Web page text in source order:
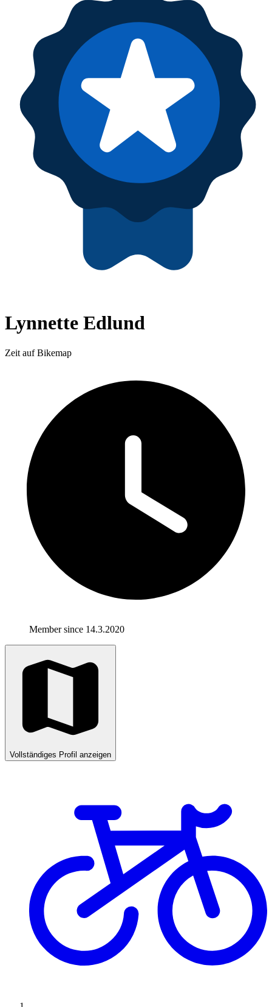
Lynnette Edlund
Zeit auf Bikemap
Member since 14.3.2020
Vollständiges Profil anzeigen